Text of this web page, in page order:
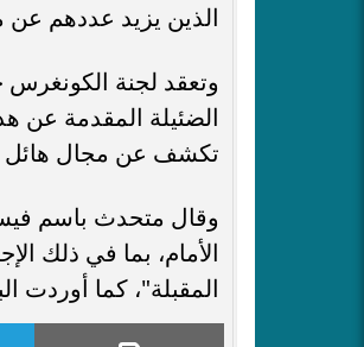
الذين يزيد عددهم عن
الضئيلة المقدمة عن
تكشف عن مجال هائل
وقال متحدث باسم
الأمام، بما في ذلك
المقبلة"، كما أوردت